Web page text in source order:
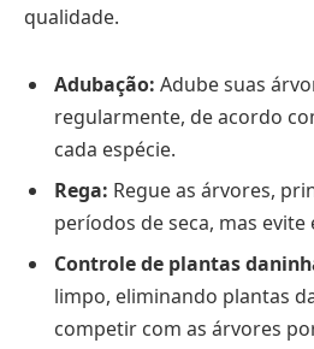
qualidade.
Adubação: Adube suas
regularmente, de acordo
cada espécie.
Rega: Regue as árvores,
períodos de seca, mas
Controle de plantas
limpo, eliminando plantas
competir com as árvores